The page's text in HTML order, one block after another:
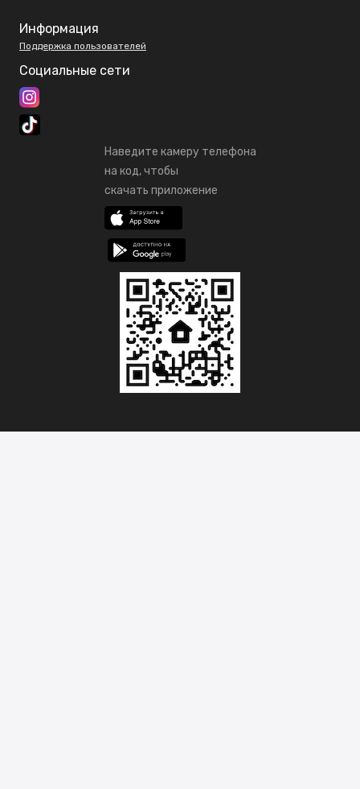
Информация
Поддержка пользователей
Социальные сети
Наведите камеру телефона
на код, чтобы
скачать приложение